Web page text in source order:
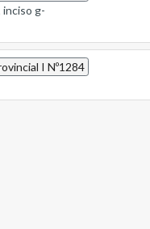
inciso g-
I Nº1284